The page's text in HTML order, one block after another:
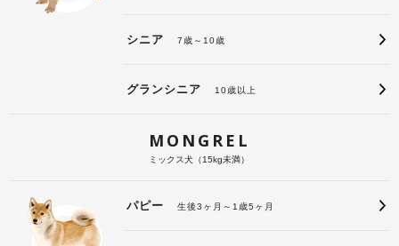
シニア 7歳～10歳
グランシニア 10歳以上
MONGREL
ミックス犬（15kg未満）
パピー 生後3ヶ月～1歳5ヶ月